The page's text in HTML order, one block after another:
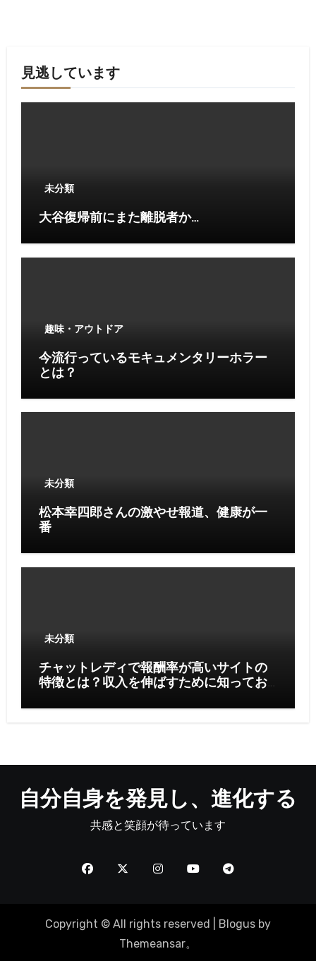
見逃しています
未分類
大谷復帰前にまた離脱者か…
趣味・アウトドア
今流行っているモキュメンタリーホラー
とは？
未分類
松本幸四郎さんの激やせ報道、健康が一
番
未分類
チャットレディで報酬率が高いサイトの
特徴とは？収入を伸ばすために知ってお
自分自身を発見し、進化する
共感と笑顔が待っています
Copyright © All rights reserved Blogus by
Themeansar。